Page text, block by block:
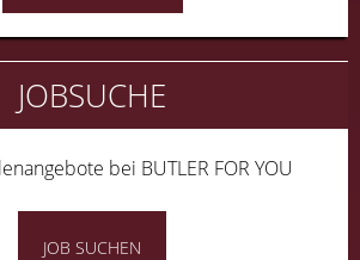
JOBSUCHE
bei BUTLER FOR YOU
JOB SUCHEN